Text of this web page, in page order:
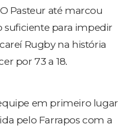
Pasteur até marcou
suficiente para impedir
Rugby na história
por 73 a 18.
em primeiro lugar
pelo Farrapos com a